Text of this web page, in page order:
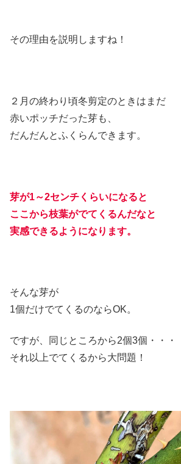
その理由を説明しますね！
２月の終わり頃冬剪定のときはまだ
赤いポッチだった芽も、
だんだんとふくらんできます。
芽が1～2センチくらいになると
ここから枝葉がでてくるんだなと
実感できるようになります。
そんな芽が
1個だけでてくるのならOK。
ですが、同じところから2個3個・・・
それ以上でてくるから大問題！